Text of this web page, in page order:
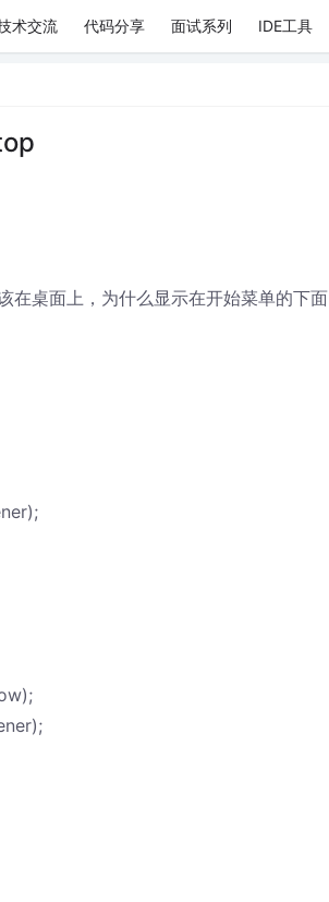
术交流 代码分享 面试系列 IDE工具
桌面上，为什么显示在开始菜单的下面